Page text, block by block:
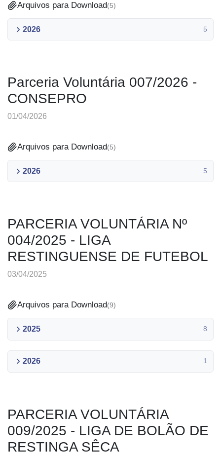
Arquivos para Download(5)
2026 5
Parceria Voluntária 007/2026 -
CONSEPRO
01/04/2026
Arquivos para Download(5)
2026 5
PARCERIA VOLUNTÁRIA Nº
004/2025 - LIGA
RESTINGUENSE DE FUTEBOL
03/04/2025
Arquivos para Download(9)
2025 8
2026 1
PARCERIA VOLUNTÁRIA
009/2025 - LIGA DE BOLÃO DE
RESTINGA SÊCA